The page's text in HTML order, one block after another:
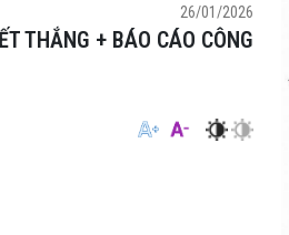
26/01/2026